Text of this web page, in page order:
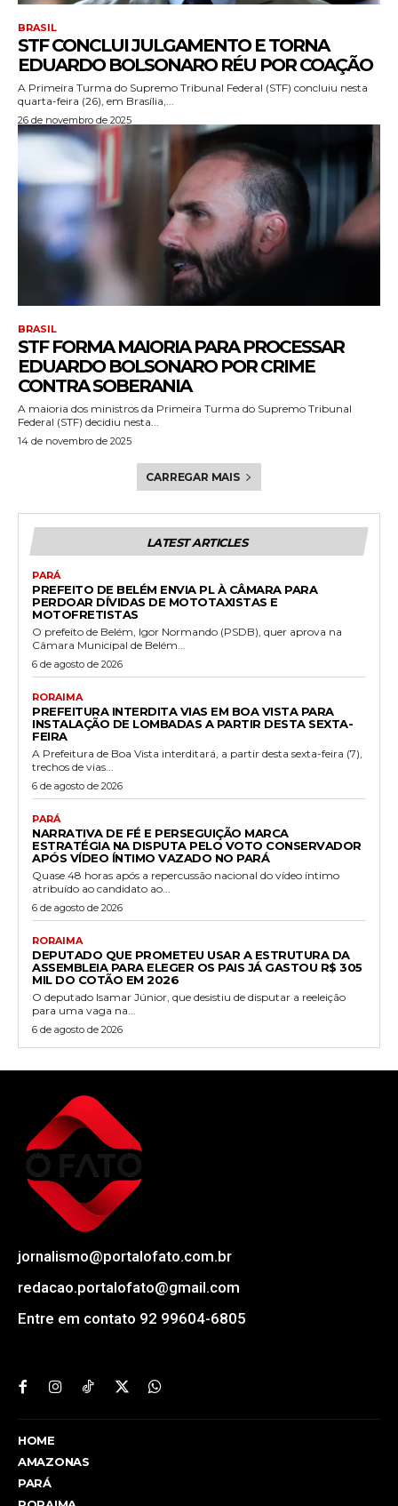
BRASIL
STF CONCLUI JULGAMENTO E TORNA
EDUARDO BOLSONARO RÉU POR COAÇÃO
A Primeira Turma do Supremo Tribunal Federal (STF) concluiu nesta
quarta-feira (26), em Brasília,...
26 de novembro de 2025
BRASIL
STF FORMA MAIORIA PARA PROCESSAR
EDUARDO BOLSONARO POR CRIME
CONTRA SOBERANIA
A maioria dos ministros da Primeira Turma do Supremo Tribunal
Federal (STF) decidiu nesta...
14 de novembro de 2025
CARREGAR MAIS
LATEST ARTICLES
PARÁ
PREFEITO DE BELÉM ENVIA PL À CÂMARA PARA
PERDOAR DÍVIDAS DE MOTOTAXISTAS E
MOTOFRETISTAS
O prefeito de Belém, Igor Normando (PSDB), quer aprova na
Câmara Municipal de Belém...
6 de agosto de 2026
RORAIMA
PREFEITURA INTERDITA VIAS EM BOA VISTA PARA
INSTALAÇÃO DE LOMBADAS A PARTIR DESTA SEXTA-
FEIRA
A Prefeitura de Boa Vista interditará, a partir desta sexta-feira (7),
trechos de vias...
6 de agosto de 2026
PARÁ
NARRATIVA DE FÉ E PERSEGUIÇÃO MARCA
ESTRATÉGIA NA DISPUTA PELO VOTO CONSERVADOR
APÓS VÍDEO ÍNTIMO VAZADO NO PARÁ
Quase 48 horas após a repercussão nacional do vídeo íntimo
atribuído ao candidato ao...
6 de agosto de 2026
RORAIMA
DEPUTADO QUE PROMETEU USAR A ESTRUTURA DA
ASSEMBLEIA PARA ELEGER OS PAIS JÁ GASTOU R$ 305
MIL DO COTÃO EM 2026
O deputado Isamar Júnior, que desistiu de disputar a reeleição
para uma vaga na...
6 de agosto de 2026
jornalismo@portalofato.com.br
redacao.portalofato@gmail.com
Entre em contato 92 99604-6805
HOME
AMAZONAS
PARÁ